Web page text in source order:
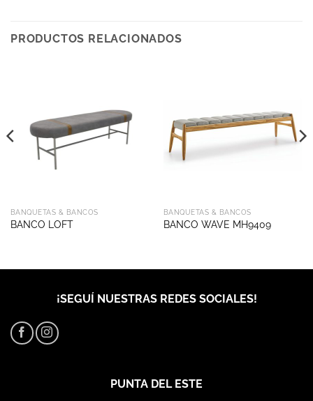
PRODUCTOS RELACIONADOS
BANQUETAS & BANCOS
BANCO LOFT
BANQUETAS & BANCOS
BANCO WAVE MH9409
¡SEGUÍ NUESTRAS REDES SOCIALES!
PUNTA DEL ESTE